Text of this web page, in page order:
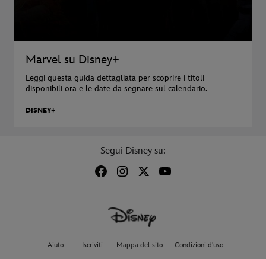
Marvel su Disney+
Leggi questa guida dettagliata per scoprire i titoli
disponibili ora e le date da segnare sul calendario.
DISNEY+
Segui Disney su:
Aiuto Iscriviti Mappa del sito Condizioni d'uso